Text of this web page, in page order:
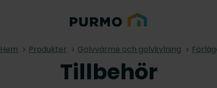
Hem Produkter Golvvärme och golvkylning
Tillbehör